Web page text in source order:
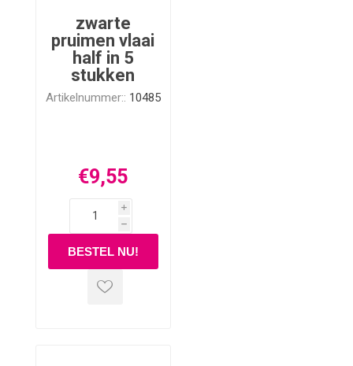
zwarte
pruimen vlaai
half in 5
stukken
Artikelnummer:: 10485
€9,55
i
h